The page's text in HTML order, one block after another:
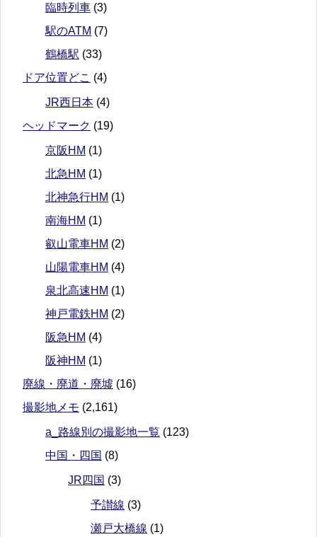
臨時列車 (3)
駅のATM (7)
鶴橋駅 (33)
ドア位置どこ (4)
JR西日本 (4)
ヘッドマーク (19)
京阪HM (1)
北急HM (1)
北神急行HM (1)
南海HM (1)
叡山電車HM (2)
山陽電車HM (4)
泉北高速HM (1)
神戸電鉄HM (2)
阪急HM (4)
阪神HM (1)
廃線・廃道・廃墟 (16)
撮影地メモ (2,161)
a_路線別の撮影地一覧 (123)
中国・四国 (8)
JR四国 (3)
予讃線 (3)
瀬戸大橋線 (1)